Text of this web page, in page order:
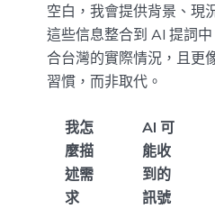
空白，我會提供背景、現
這些信息整合到 AI 提詞
合台灣的實際情況，且更
習慣，而非取代。
我怎
麼描
述需
求
AI 可
能收
到的
訊號